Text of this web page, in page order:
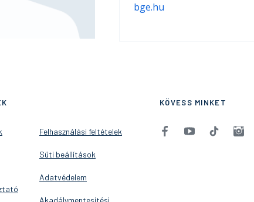
bge.hu
Felhasználási feltételek
Süti beállítások
Adatvédelem
Akadálymentesítési
KÖVESS MINKET